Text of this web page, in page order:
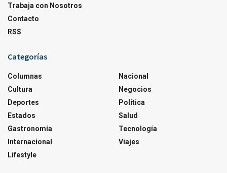
Trabaja con Nosotros
Contacto
RSS
Categorías
Columnas
Cultura
Deportes
Estados
Gastronomía
Internacional
Lifestyle
Nacional
Negocios
Política
Salud
Tecnología
Viajes